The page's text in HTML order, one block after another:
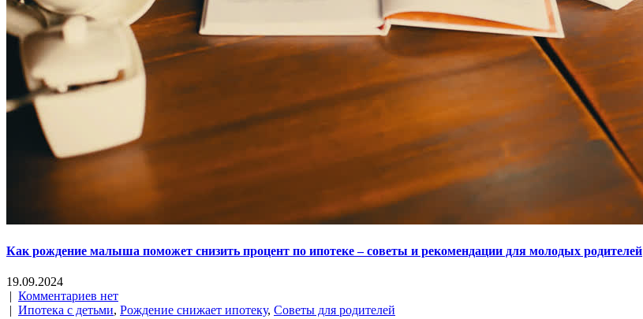
Как рождение малыша поможет снизить процент по ипотеке – советы и рекомендации для молодых родителей
19.09.2024
| Комментариев нет
| Ипотека с детьми, Рождение снижает ипотеку, Советы для родителей